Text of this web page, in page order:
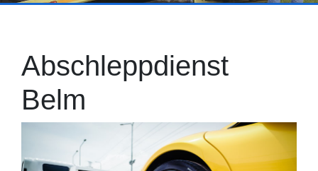
Abschleppdienst
Belm